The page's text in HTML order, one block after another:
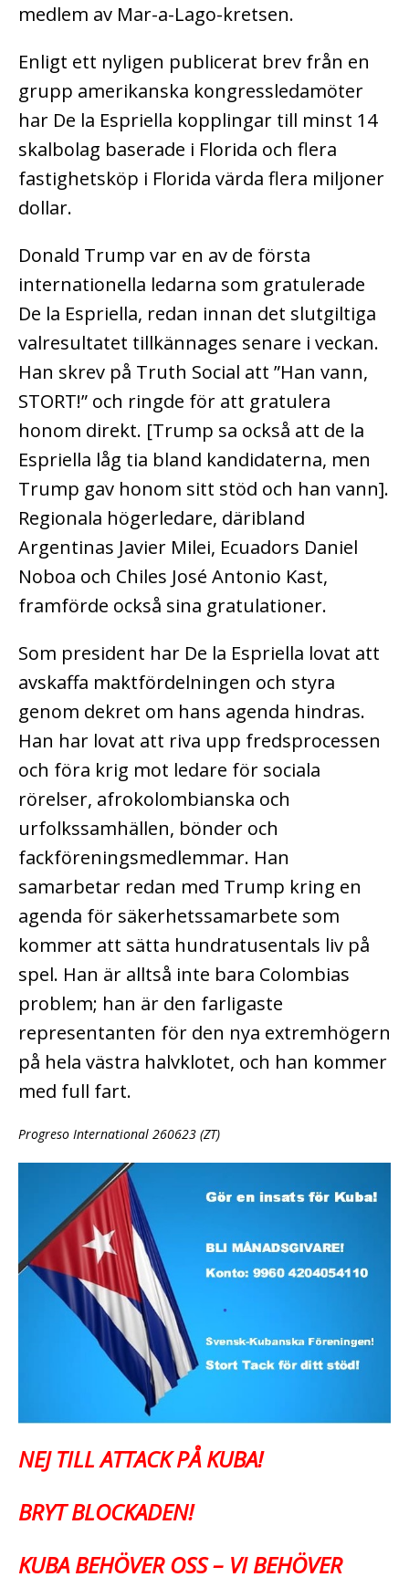
medlem av Mar-a-Lago-kretsen.
Enligt ett nyligen publicerat brev från en
grupp amerikanska kongressledamöter
har De la Espriella kopplingar till minst 14
skalbolag baserade i Florida och flera
fastighetsköp i Florida värda flera miljoner
dollar.
Donald Trump var en av de första
internationella ledarna som gratulerade
De la Espriella, redan innan det slutgiltiga
valresultatet tillkännages senare i veckan.
Han skrev på Truth Social att ”Han vann,
STORT!” och ringde för att gratulera
honom direkt. [Trump sa också att de la
Espriella låg tia bland kandidaterna, men
Trump gav honom sitt stöd och han vann].
Regionala högerledare, däribland
Argentinas Javier Milei, Ecuadors Daniel
Noboa och Chiles José Antonio Kast,
framförde också sina gratulationer.
Som president har De la Espriella lovat att
avskaffa maktfördelningen och styra
genom dekret om hans agenda hindras.
Han har lovat att riva upp fredsprocessen
och föra krig mot ledare för sociala
rörelser, afrokolombianska och
urfolkssamhällen, bönder och
fackföreningsmedlemmar. Han
samarbetar redan med Trump kring en
agenda för säkerhetssamarbete som
kommer att sätta hundratusentals liv på
spel. Han är alltså inte bara Colombias
problem; han är den farligaste
representanten för den nya extremhögern
på hela västra halvklotet, och han kommer
med full fart.
Progreso International 260623 (ZT)
NEJ TILL ATTACK PÅ KUBA!
BRYT BLOCKADEN!
KUBA BEHÖVER OSS – VI BEHÖVER